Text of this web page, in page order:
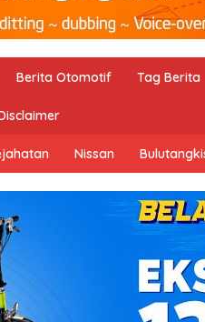
Berita Otomotif Tag Berita
Nissan